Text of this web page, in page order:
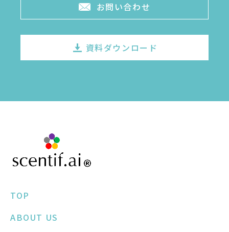
お問い合わせ
資料ダウンロード
TOP
ABOUT US